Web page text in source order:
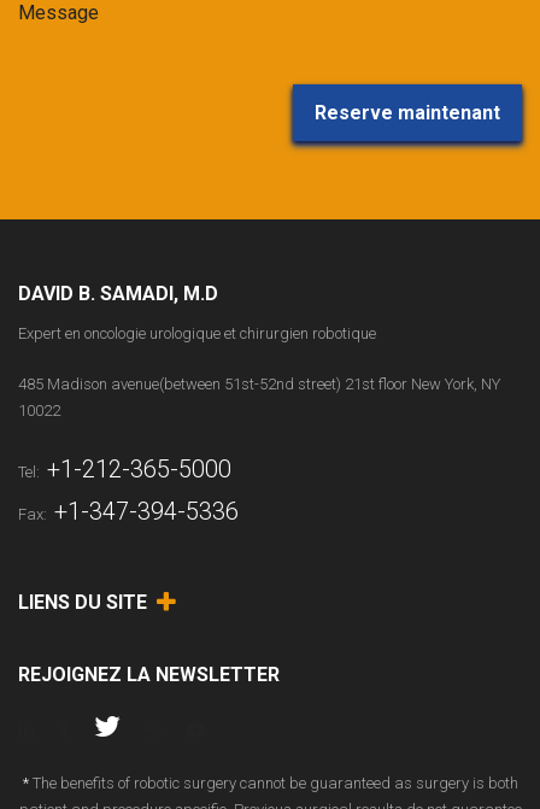
Message
DAVID B. SAMADI, M.D
Expert en oncologie urologique et chirurgien robotique
485 Madison avenue(between 51st-52nd street) 21st floor New York, NY
10022
Tel: +1-212-365-5000
Fax: +1-347-394-5336
LIENS DU SITE
REJOIGNEZ LA NEWSLETTER
* The benefits of robotic surgery cannot be guaranteed as surgery is both